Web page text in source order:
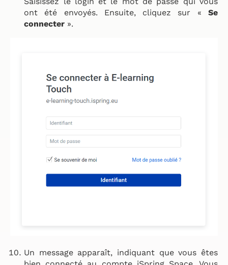
ont été envoyés. Ensuite, cliquez sur « Se
connecter ».
Un message apparaît, indiquant que vous êtes